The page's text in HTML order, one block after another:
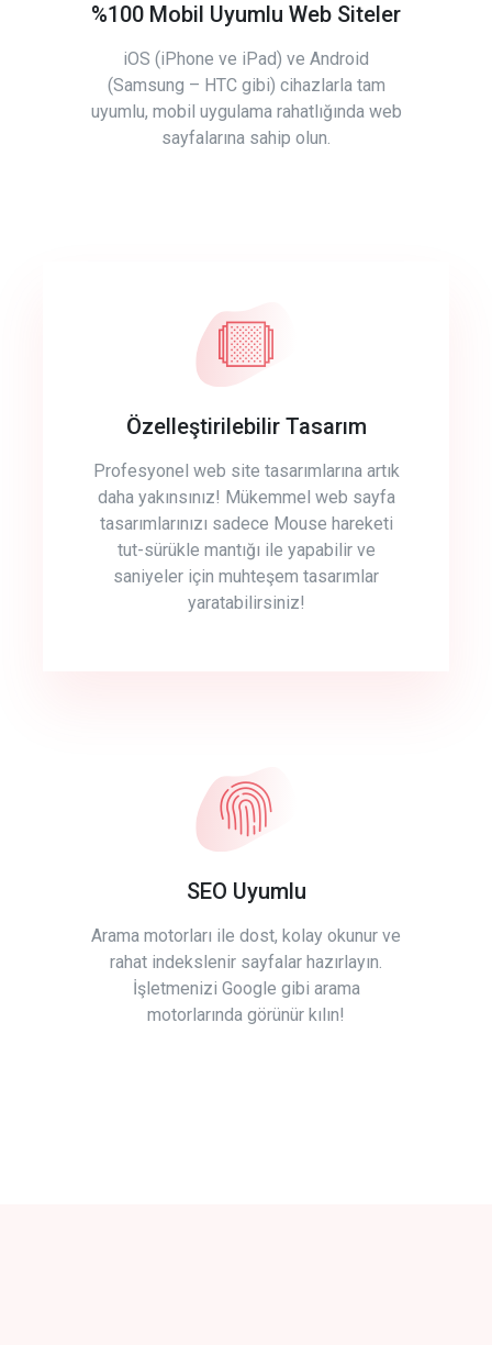
%100 Mobil Uyumlu Web Siteler
iOS (iPhone ve iPad) ve Android
(Samsung – HTC gibi) cihazlarla tam
uyumlu, mobil uygulama rahatlığında web
sayfalarına sahip olun.
Özelleştirilebilir Tasarım
Profesyonel web site tasarımlarına artık
daha yakınsınız! Mükemmel web sayfa
tasarımlarınızı sadece Mouse hareketi
tut-sürükle mantığı ile yapabilir ve
saniyeler için muhteşem tasarımlar
yaratabilirsiniz!
SEO Uyumlu
Arama motorları ile dost, kolay okunur ve
rahat indekslenir sayfalar hazırlayın.
İşletmenizi Google gibi arama
motorlarında görünür kılın!